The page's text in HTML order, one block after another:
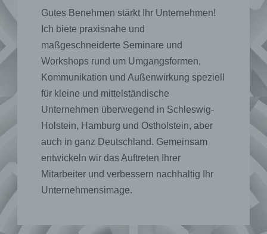
Gutes Benehmen stärkt Ihr Unternehmen!
Ich biete praxisnahe und
maßgeschneiderte Seminare und
Workshops rund um Umgangsformen,
Kommunikation und Außenwirkung speziell
für kleine und mittelständische
Unternehmen überwegend in Schleswig-
Holstein, Hamburg und Ostholstein, aber
auch in ganz Deutschland. Gemeinsam
entwickeln wir das Auftreten Ihrer
Mitarbeiter und verbessern nachhaltig Ihr
Unternehmensimage.